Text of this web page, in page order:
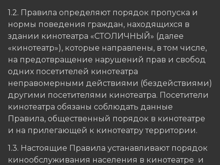
1.2. Правила определяют порядок пропуска и
нормы поведения граждан, находящихся в
здании кинотеатра «СТОЛИЧНЫЙ» (далее
«кинотеатр»), которые направлены, в том числе,
на предотвращение нарушений прав и свобод
одних посетителей кинотеатра
неправомерными действиями (бездействиями)
другими посетителями кинотеатра. Посетители
кинотеатра обязаны соблюдать данные
Правила, общественный порядок в кинотеатре
и на прилегающей к кинотеатру территории.
1.3. Настоящие Правила устанавливают порядок
кинообслуживания населения в кинотеатре и